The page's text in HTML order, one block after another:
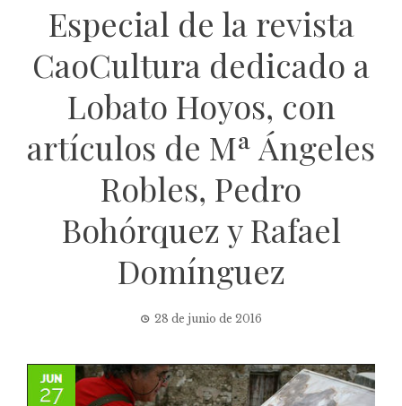
Especial de la revista
CaoCultura dedicado a
Lobato Hoyos, con
artículos de Mª Ángeles
Robles, Pedro
Bohórquez y Rafael
Domínguez
28 de junio de 2016